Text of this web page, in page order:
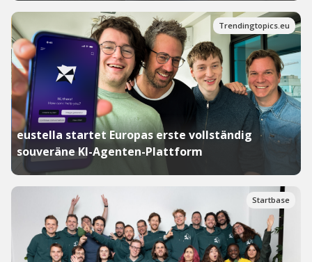
Trendingtopics.eu
eustella startet Europas erste vollständig
souveräne KI-Agenten-Plattform
Startbase